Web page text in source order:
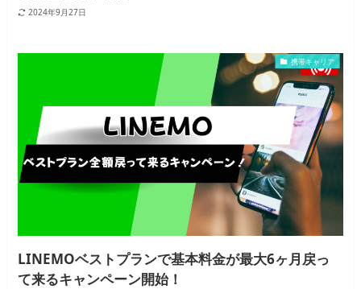
2024年9月27日
携帯キャリア
LINEMOベストプランで基本料金が最大6ヶ月戻っ
て来るキャンペーン開始！